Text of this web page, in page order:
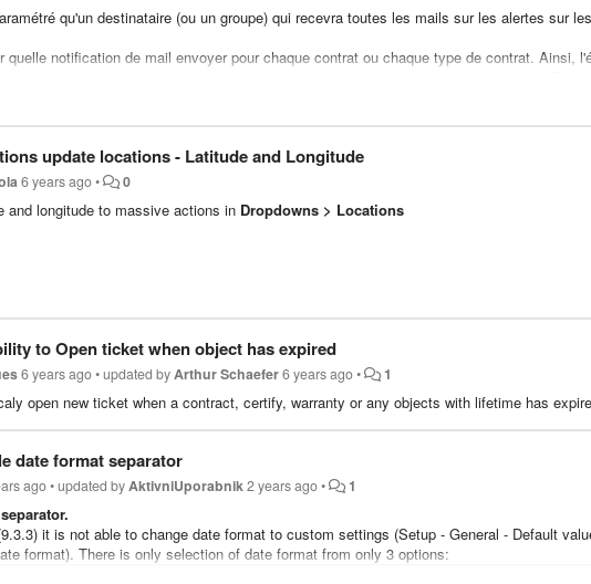
qu'un destinataire (ou un groupe) qui recevra toutes les mails sur les alertes sur
quelle notification de mail envoyer pour chaque contrat ou chaque type de contrat. Ainsi,
update locations - Latitude and Longitude
6 years ago• 0
and longitude to massive actions in Dropdowns > Locations
to Open ticket when object has expired
6 years ago•updated by Arthur Schaefer6 years ago• 1
open new ticket when a contract, certify, warranty or any objects with lifetime has
date format separator
ago•updated by AktivniUporabnik2 years ago• 1
it is not able to change date format to custom settings (Setup - General - Default
format). There is only selection of date format from only 3 options: